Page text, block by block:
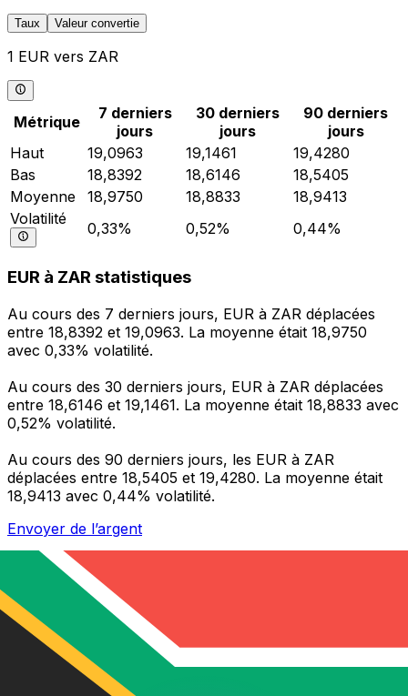
Taux Valeur convertie
1 EUR vers ZAR
Métrique
7 derniers
jours
30 derniers
jours
90 derniers
jours
Haut
19,0963 19,1461
19,4280
Bas
18,8392 18,6146
18,5405
Moyenne
18,9750 18,8833
18,9413
Volatilité
0,33% 0,52% 0,44%
EUR à ZAR statistiques
Au cours des 7 derniers jours, EUR à ZAR déplacées
entre 18,8392 et 19,0963. La moyenne était 18,9750
avec 0,33% volatilité.
Au cours des 30 derniers jours, EUR à ZAR déplacées
entre 18,6146 et 19,1461. La moyenne était 18,8833 avec
0,52% volatilité.
Au cours des 90 derniers jours, les EUR à ZAR
déplacées entre 18,5405 et 19,4280. La moyenne était
18,9413 avec 0,44% volatilité.
Envoyer de l’argent
Gérez votre argent et vos devises lorsque vous
êtes en déplacement
L'application Xe réunit toutes les fonctionnalités
nécessaires pour vos transferts d'argent internationaux
et la gestion de vos devises. Convertissez des devises,
programmez des alertes de taux et transférez de